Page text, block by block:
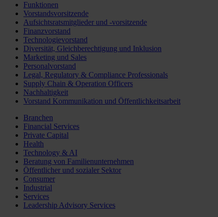
Funktionen
Vorstandsvorsitzende
Aufsichtsratsmitglieder und -vorsitzende
Finanzvorstand
Technologievorstand
Diversität, Gleichberechtigung und Inklusion
Marketing und Sales
Personalvorstand
Legal, Regulatory & Compliance Professionals
Supply Chain & Operation Officers
Nachhaltigkeit
Vorstand Kommunikation und Öffentlichkeitsarbeit
Branchen
Financial Services
Private Capital
Health
Technology & AI
Beratung von Familienunternehmen
Öffentlicher und sozialer Sektor
Consumer
Industrial
Services
Leadership Advisory Services